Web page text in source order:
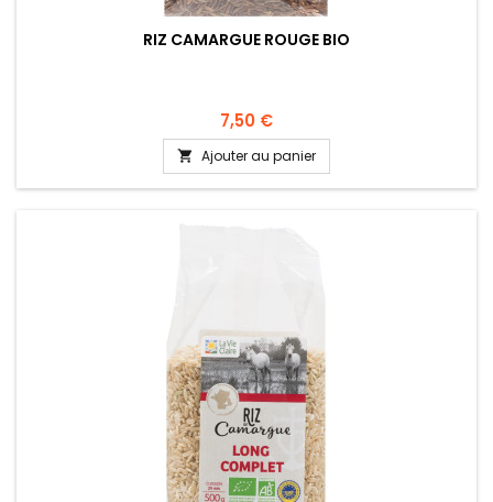
RIZ CAMARGUE ROUGE BIO
7,50 €
 Ajouter au panier